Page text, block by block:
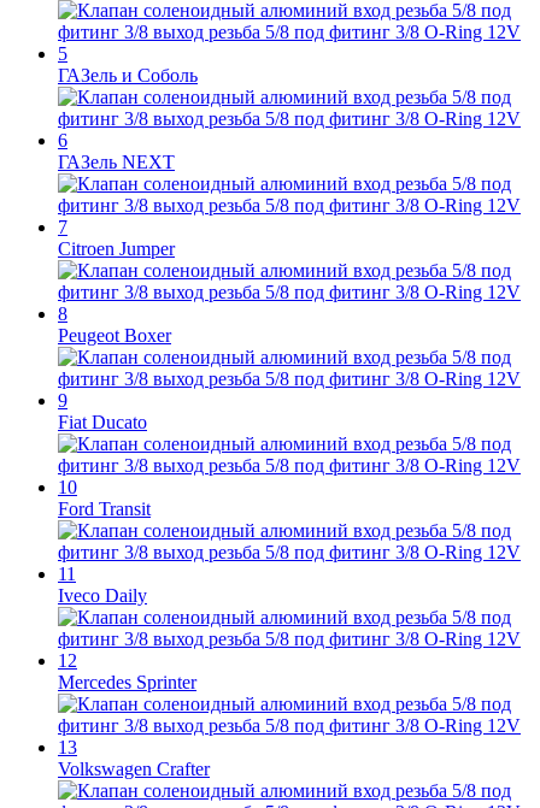
ГАЗель и Соболь
ГАЗель NEXT
Citroen Jumper
Peugeot Boxer
Fiat Ducato
Ford Transit
Iveco Daily
Mercedes Sprinter
Volkswagen Crafter